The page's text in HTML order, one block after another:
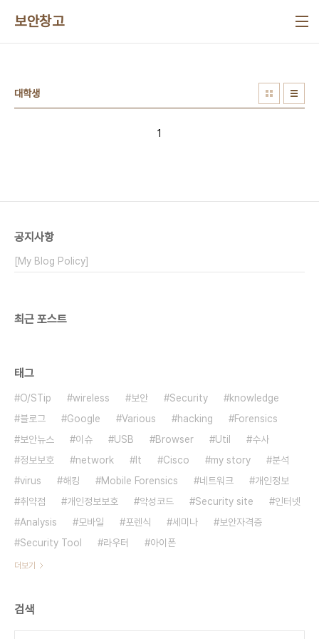
보안창고
대학생
1
공지사항
[My Blog Policy]
최근 포스트
태그
O/STip wireless 보안 Security
knowledge
블로그
Google Various hacking
Forensics
보안뉴스
이슈 USB Browser Util
수사
정보보호
network It Cisco my story
분석
virus
해킹 Mobile Forensics 네트워크
개인정보
취약점
개인정보보호 악성코드 Security site
인터넷
Analysis
모바일 포렌식 세미나
보안자격증
Security Tool
라우터 아이폰
더보기
검색